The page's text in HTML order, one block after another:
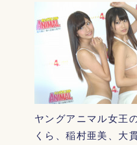
ヤングアニマル女王
くら、稲村亜美、大